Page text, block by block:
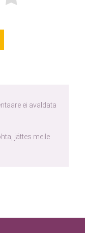
ei avaldata
jättes meile